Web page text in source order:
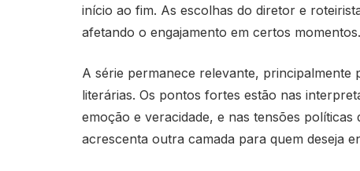
início ao fim. As escolhas do diretor e
afetando o engajamento em certos momentos.
A série permanece relevante, principalmente
literárias. Os pontos fortes estão nas
emoção e veracidade, e nas tensões
acrescenta outra camada para quem deseja